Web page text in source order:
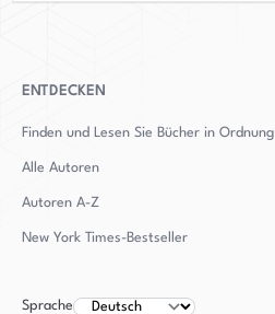
ENTDECKEN
Finden und Lesen Sie Bücher in Ordnung
Alle Autoren
Autoren A-Z
New York Times-Bestseller
Sprache